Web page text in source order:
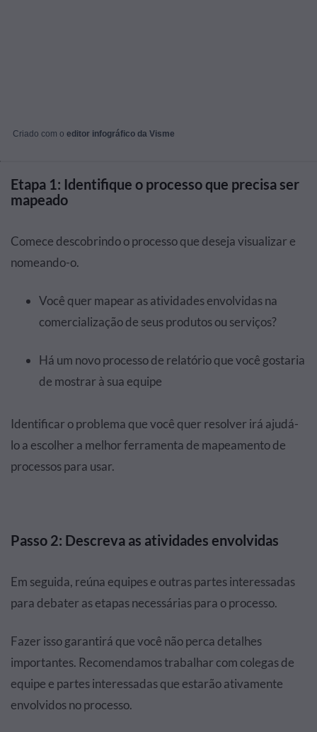
Criado com o editor infográfico da Visme
Etapa 1: Identifique o processo que precisa ser
mapeado
Comece descobrindo o processo que deseja visualizar e
nomeando-o.
Você quer mapear as atividades envolvidas na
comercialização de seus produtos ou serviços?
Há um novo processo de relatório que você gostaria
de mostrar à sua equipe
Identificar o problema que você quer resolver irá ajudá-
lo a escolher a melhor ferramenta de mapeamento de
processos para usar.
Passo 2: Descreva as atividades envolvidas
Em seguida, reúna equipes e outras partes interessadas
para debater as etapas necessárias para o processo.
Fazer isso garantirá que você não perca detalhes
importantes. Recomendamos trabalhar com colegas de
equipe e partes interessadas que estarão ativamente
envolvidos no processo.